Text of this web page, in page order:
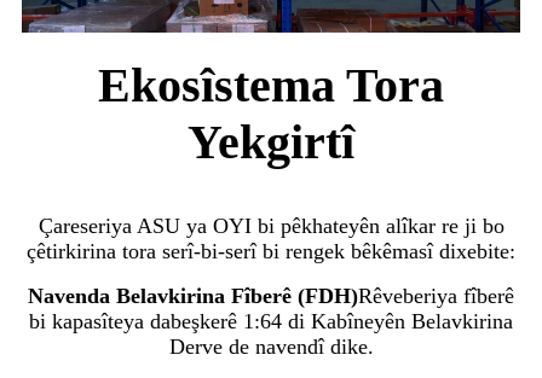
Ekosîstema Tora
Yekgirtî
Çareseriya ASU ya OYI bi pêkhateyên alîkar re ji bo
çêtirkirina tora serî-bi-serî bi rengek bêkêmasî dixebite:
Navenda Belavkirina Fîberê (FDH)Rêveberiya fîberê
bi kapasîteya dabeşkerê 1:64 di Kabîneyên Belavkirina
Derve de navendî dike.